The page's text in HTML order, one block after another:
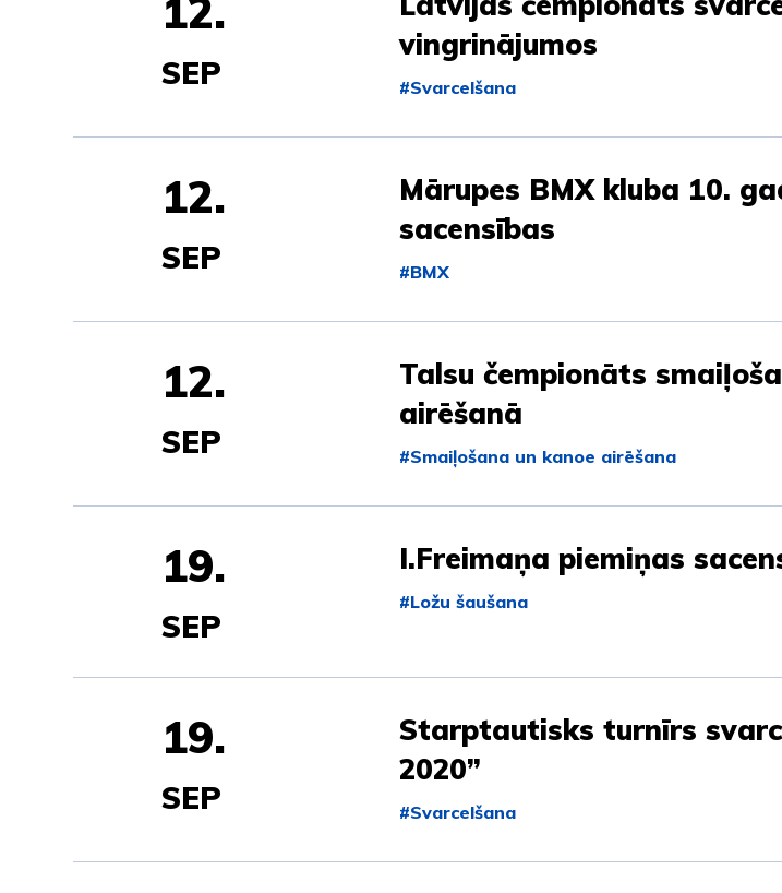
12.
SEP
vingrinājumos
#Svarcelšana
12.
SEP
Mārupes BMX kluba 10.
sacensības
#BMX
12.
SEP
Talsu čempionāts
airēšanā
#Smaiļošana un kanoe airēšana
19.
SEP
I.Freimaņa piemiņas
#Ložu šaušana
19.
SEP
Starptautisks turnīrs
2020”
#Svarcelšana